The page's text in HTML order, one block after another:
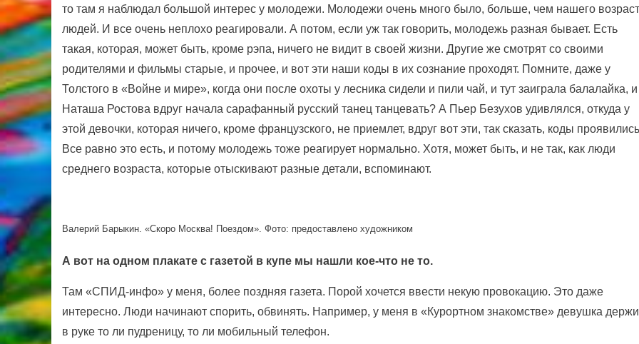
то там я наблюдал большой интерес у молодежи. Молодежи очень много было, больше, чем нашего
людей. И все очень неплохо реагировали. А потом, если уж так говорить, молодежь разная бывает. Есть
такая, которая, может быть, кроме рэпа, ничего не видит в своей жизни. Другие же смотрят со своими
родителями и фильмы старые, и прочее, и вот эти наши коды в их сознание проходят. Помните, даже у
Толстого в «Войне и мире», когда они после охоты у лесника сидели и пили чай, и тут заиграла балалайка, и
Наташа Ростова вдруг начала сарафанный русский танец танцевать? А Пьер Безухов удивлялся, откуда у
этой девочки, которая ничего, кроме французского, не приемлет, вдруг вот эти, так сказать, коды
Все равно это есть, и потому молодежь тоже реагирует нормально. Хотя, может быть, и не так, как люди
среднего возраста, которые отыскивают разные детали, вспоминают.
Валерий Барыкин. «Скоро Москва! Поездом». Фото: предоставлено художником
А вот на одном плакате с газетой в купе мы нашли кое-что не то.
Там «СПИД-инфо» у меня, более поздняя газета. Порой хочется ввести некую провокацию. Это даже
интересно. Люди начинают спорить, обвинять. Например, у меня в «Курортном знакомстве» девушка
в руке то ли пудреницу, то ли мобильный телефон.